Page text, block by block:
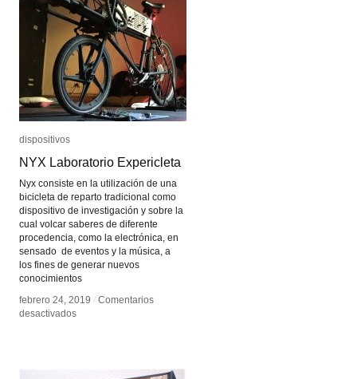
dispositivos
NYX Laboratorio Expericleta
Nyx consiste en la utilización de una
bicicleta de reparto tradicional como
dispositivo de investigación y sobre la
cual volcar saberes de diferente
procedencia, como la electrónica, en
sensado de eventos y la música, a
los fines de generar nuevos
conocimientos
febrero 24, 2019 / Comentarios
desactivadosen
dispositivos
NYX Laboratorio Expericleta
febrero 24, 2019 / Comentarios
desactivadosen